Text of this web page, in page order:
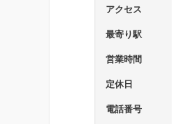
アクセス
最寄り駅
営業時間
定休日
電話番号